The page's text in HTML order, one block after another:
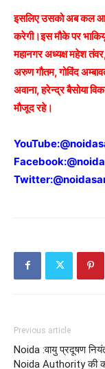
इसलिए उसको अब कल
करेगी।इस मौके पर
महानगर अध्यक्ष महेश
अरुण गौतम, गोविंद
अवाना, हरेन्द्र बैसोया
मौजूद रहे।
YouTube:
Facebook:
Twitter:
Previous article
Noida :वायु प्रदूषण
Noida Authority की